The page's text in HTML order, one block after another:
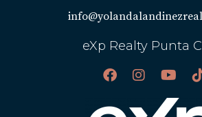
eXp Realty Punta